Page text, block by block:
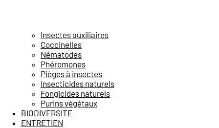
Insectes auxiliaires
Coccinelles
Nématodes
Phéromones
Pièges à insectes
Insecticides naturels
Fongicides naturels
Purins végétaux
BIODIVERSITE
ENTRETIEN